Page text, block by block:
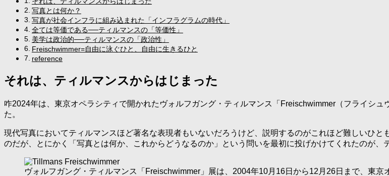
写真とは何か？
写真が社会インフラに組み込まれた「インフラグラムの時代」
全ては等価である──ティルマンスの「等価性」
美学は政治的──ティルマンスの「政治性」
Freischwimmer=自由に泳ぐひと、自由に生きるひと
reference
それは、ティルマンスからはじまった
咋2024年は、東京オペラシティで開かれたヴォルフガング・ティルマンス「Freischwimmer（フライシ
た。
現代写真においてティルマンスほど著名な表現者もいないだろうけど、説明するのがこれほど難しいひ
のだが、とにかく「写真とは何か、これからどうなるのか」という問いを最初に投げかけてくれたのが、
ヴォルフガング・ティルマンス「Freischwimmer」展は、2004年10月16日から12月26日まで、東京